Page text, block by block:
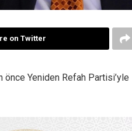
on Twitter
önce Yeniden Refah Partisi’yle